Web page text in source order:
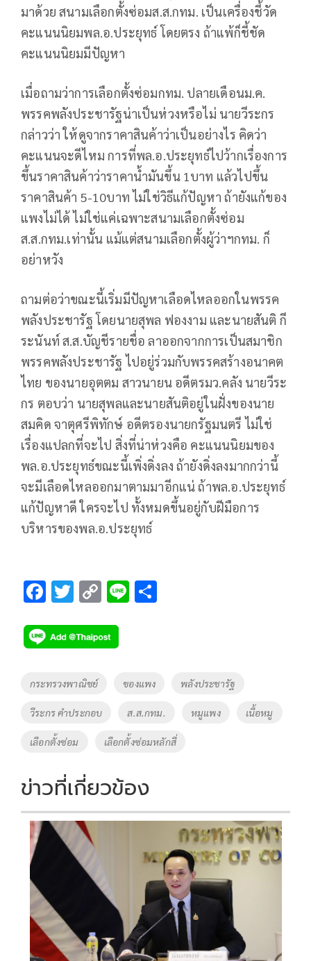
มาด้วย สนามเลือกตั้งซ่อมส.ส.กทม. เป็นเครื่องชี้วัด
คะแนนนิยมพล.อ.ประยุทธ์ โดยตรง ถ้าแพ้ก็ชี้ชัด
คะแนนนิยมมีปัญหา
เมื่อถามว่าการเลือกตั้งซ่อมกทม. ปลายเดือนม.ค.
พรรคพลังประชารัฐน่าเป็นห่วงหรือไม่ นายวีระกร
กล่าวว่า ให้ดูจากราคาสินค้าว่าเป็นอย่างไร คิดว่า
คะแนนจะดีไหม การที่พล.อ.ประยุทธ์ไปว้ากเรื่องการ
ขึ้นราคาสินค้าว่าราคาน้ำมันขึ้น 1บาท แล้วไปขึ้น
ราคาสินค้า 5-10บาท ไม่ใช่วิธีแก้ปัญหา ถ้ายังแก้ของ
แพงไม่ได้ ไม่ใช่แค่เฉพาะสนามเลือกตั้งซ่อม
ส.ส.กทม.เท่านั้น แม้แต่สนามเลือกตั้งผู้ว่าฯกทม. ก็
อย่าหวัง
ถามต่อว่าขณะนี้เริ่มมีปัญหาเลือดไหลออกในพรรค
พลังประชารัฐ โดยนายสุพล ฟองงาม และนายสันติ กี
ระนันท์ ส.ส.บัญชีรายชื่อ ลาออกจากการเป็นสมาชิก
พรรคพลังประชารัฐ ไปอยู่ร่วมกับพรรคสร้างอนาคต
ไทย ของนายอุตตม สาวนายน อดีตรมว.คลัง นายวีระ
กร ตอบว่า นายสุพลและนายสันติอยู่ในฝั่งของนาย
สมคิด จาตุศรีพิทักษ์ อดีตรองนายกรัฐมนตรี ไม่ใช่
เรื่องแปลกที่จะไป สิ่งที่น่าห่วงคือ คะแนนนิยมของ
พล.อ.ประยุทธ์ขณะนี้เพิ่งดิ่งลง ถ้ายังดิ่งลงมากกว่านี้
จะมีเลือดไหลออกมาตามมาอีกแน่ ถ้าพล.อ.ประยุทธ์
แก้ปัญหาดี ใครจะไป ทั้งหมดขึ้นอยู่กับฝีมือการ
บริหารของพล.อ.ประยุทธ์
F
e
b
o
k
T
tt
er
C
p
y
Li
Tags
กระทรวงพาณิชย์ ของแพง พลังประชารัฐ
วีระกร คำประกอบ ส.ส.กทม. หมูแพง เนื้อหมู
เลือกตั้งซ่อม เลือกตั้งซ่อมหลักสี่
ข่าวที่เกี่ยวข้อง